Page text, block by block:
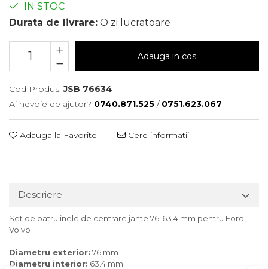
IN STOC
Durata de livrare: O zi lucratoare
Adauga in cos
Cod Produs: JSB 76634
Ai nevoie de ajutor? 0740.871.525 / 0751.623.067
Adauga la Favorite Cere informatii
Descriere
Set de patru inele de centrare jante 76-63.4 mm pentru Ford,
Volvo
Diametru exterior: 76 mm
Diametru interior: 63.4 mm